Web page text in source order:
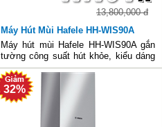
13,800,000 đ
Máy Hút Mùi Hafele HH-WIS90A
Máy hút mùi Hafele HH-WIS90A gắn
tường công suất hút khỏe, kiểu dáng
sang trọng với giá rẻ nhất chỉ có tại
Bếp Hữu Thắng.
32%